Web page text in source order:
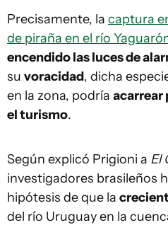
Precisamente, la captura
de piraña en el río
encendido las luces de
su voracidad, dicha
en la zona, podría acarrear
el turismo.
Según explicó Prigioni a El
investigadores brasileños
hipótesis de que la
del río Uruguay en la